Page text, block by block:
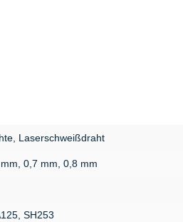
Laserschweißdraht
0,7 mm, 0,8 mm
SH253